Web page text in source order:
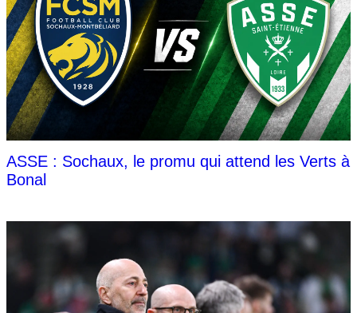
ASSE : Sochaux, le promu qui attend les Verts à
Bonal